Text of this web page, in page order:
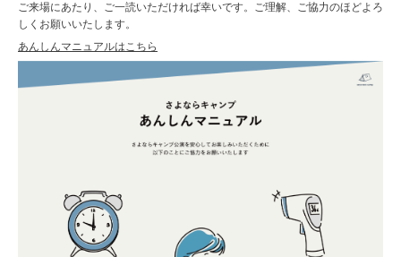
ご来場にあたり、ご一読いただければ幸いです。ご理解、ご協力のほどよろ
しくお願いいたします。
あんしんマニュアルはこちら